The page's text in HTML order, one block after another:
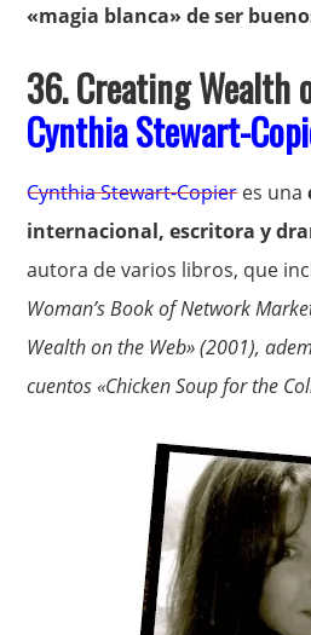
«magia blanca» de ser
36. Creating Wealth
Cynthia Stewart-
Cynthia Stewart-Copier es una
internacional, escritora y
autora de varios libros, que
Woman’s Book of Network
Wealth on the Web» (2001),
cuentos «Chicken Soup for the